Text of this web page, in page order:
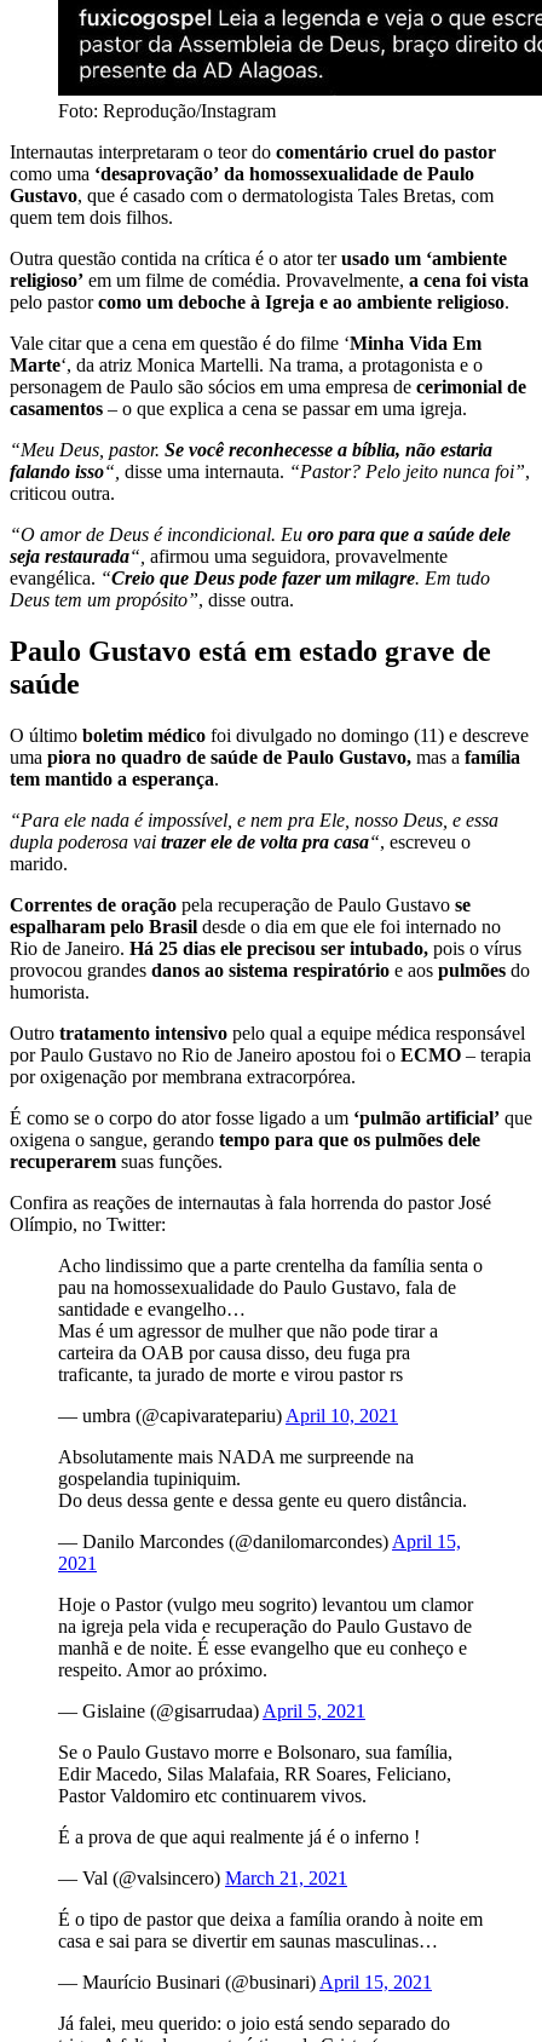
Foto: Reprodução/Instagram
Internautas interpretaram o teor do comentário cruel do pastor
como uma ‘desaprovação’ da homossexualidade de Paulo
Gustavo, que é casado com o dermatologista Tales Bretas, com
quem tem dois filhos.
Outra questão contida na crítica é o ator terusado um ‘ambiente
religioso’ em um filme de comédia. Provavelmente, a cena foi vista
pelo pastorcomo um deboche à Igreja e ao ambiente religioso.
Vale citar que a cena em questão é do filme ‘Minha Vida Em
Marte‘, da atriz Monica Martelli. Na trama, a protagonista e o
personagem de Paulo são sócios em uma empresa de cerimonial de
casamentos – o que explica a cena se passar em uma igreja.
“Meu Deus, pastor. Se você reconhecesse a bíblia, não estaria
falando isso“, disse uma internauta. “Pastor? Pelo jeito nunca foi”,
criticou outra.
“O amor de Deus é incondicional. Eu oro para que a saúde dele
seja restaurada“, afirmou uma seguidora, provavelmente
evangélica. “Creio que Deus pode fazer um milagre. Em tudo
Deus tem um propósito”, disse outra.
Paulo Gustavo está em estado grave de
saúde
O último boletim médico foi divulgado no domingo (11) e descreve
uma piora no quadro de saúde de Paulo Gustavo, mas a família
tem mantido a esperança.
“Para ele nada é impossível, e nem pra Ele, nosso Deus, e essa
dupla poderosa vai trazer ele de volta pra casa“, escreveu o
marido.
Correntes de oração pela recuperação de Paulo Gustavo se
espalharam pelo Brasil desde o dia em que ele foi internado no
Rio de Janeiro. Há 25 dias ele precisou ser intubado, pois o vírus
provocou grandes danos ao sistema respiratório e aos pulmões do
humorista.
Outro tratamento intensivo pelo qual a equipe médica responsável
por Paulo Gustavo no Rio de Janeiro apostou foi o ECMO – terapia
por oxigenação por membrana extracorpórea.
É como se o corpo do ator fosse ligado a um ‘pulmão artificial’ que
oxigena o sangue, gerando tempo para que os pulmões dele
recuperarem suas funções.
Confira as reações de internautas à fala horrenda do pastor José
Olímpio, no Twitter:
Acho lindissimo que a parte crentelha da família senta o
pau na homossexualidade do Paulo Gustavo, fala de
santidade e evangelho…
Mas é um agressor de mulher que não pode tirar a
carteira da OAB por causa disso, deu fuga pra
traficante, ta jurado de morte e virou pastor rs
— umbra (@capivaratepariu) April 10, 2021
Absolutamente mais NADA me surpreende na
gospelandia tupiniquim.
Do deus dessa gente e dessa gente eu quero distância.
— Danilo Marcondes (@danilomarcondes) April 15,
2021
Hoje o Pastor (vulgo meu sogrito) levantou um clamor
na igreja pela vida e recuperação do Paulo Gustavo de
manhã e de noite. É esse evangelho que eu conheço e
respeito. Amor ao próximo.
— Gislaine (@gisarrudaa) April 5, 2021
Se o Paulo Gustavo morre e Bolsonaro, sua família,
Edir Macedo, Silas Malafaia, RR Soares, Feliciano,
Pastor Valdomiro etc continuarem vivos.
É a prova de que aqui realmente já é o inferno !
— Val (@valsincero) March 21, 2021
É o tipo de pastor que deixa a família orando à noite em
casa e sai para se divertir em saunas masculinas…
— Maurício Businari (@businari) April 15, 2021
Já falei, meu querido: o joio está sendo separado do